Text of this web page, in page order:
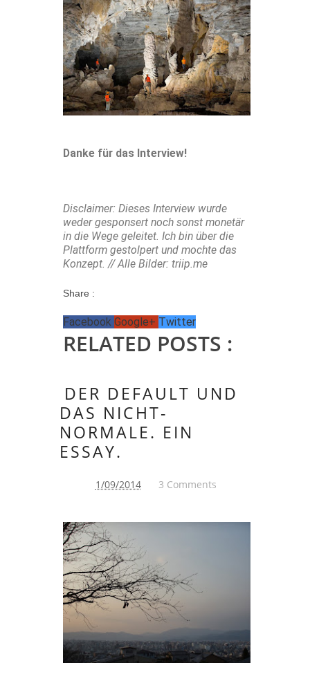
Danke für das Interview!
Disclaimer: Dieses Interview wurde
weder gesponsert noch sonst monetär
in die Wege geleitet. Ich bin über die
Plattform gestolpert und mochte das
Konzept. // Alle Bilder: triip.me
Share :
Facebook Google+ Twitter
RELATED POSTS :
DER DEFAULT UND
DAS NICHT-
NORMALE. EIN
ESSAY.
1/09/2014 3 Comments